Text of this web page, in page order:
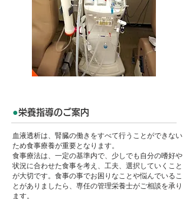
●栄養指導のご案内
血液透析は、腎臓の働きをすべて行うことができない
ため食事療養が重要となります。
食事療法は、一定の基準内で、少しでも自分の嗜好や
状況に合わせた食事を考え、工夫、選択していくこと
が大切です。食事の事でお困りなことや悩んでいるこ
とがありましたら、専任の管理栄養士がご相談を承り
ます。